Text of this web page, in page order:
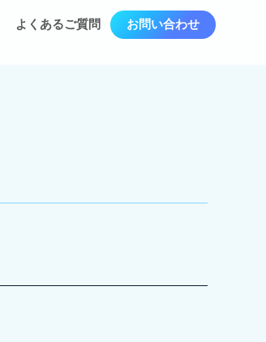
よくあるご質問 お問い合わせ